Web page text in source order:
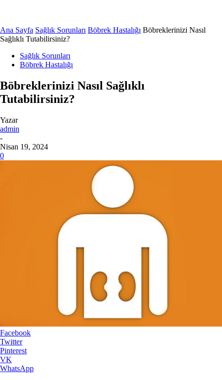
Ana Sayfa Sağlık Sorunları Böbrek Hastalığı Böbreklerinizi Nasıl
Sağlıklı Tutabilirsiniz?
Sağlık Sorunları
Böbrek Hastalığı
Böbreklerinizi Nasıl Sağlıklı
Tutabilirsiniz?
Yazar
admin
-
Nisan 19, 2024
0
Facebook
Twitter
Pinterest
VK
WhatsApp